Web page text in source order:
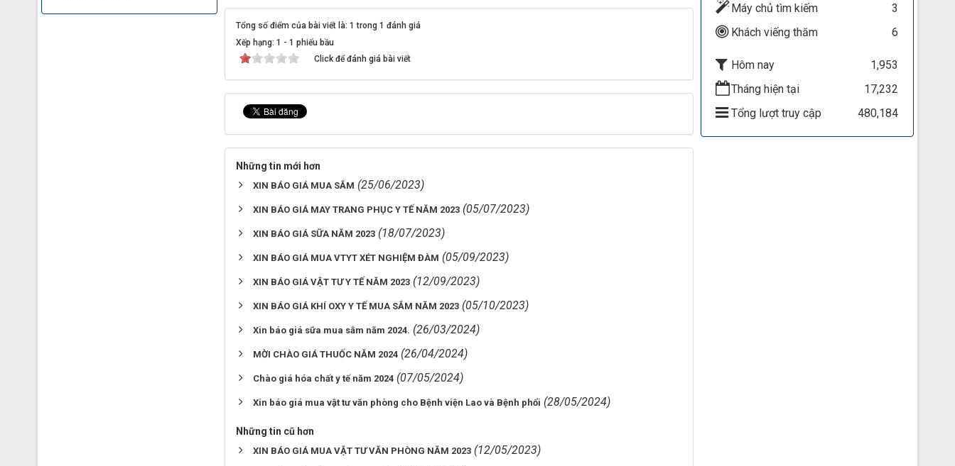
Tổng số điểm của bài viết là: 1 trong 1 đánh giá
Xếp hạng: 1 - 1 phiếu bầu
Click để đánh giá bài viết
Những tin mới hơn
XIN BÁO GIÁ MUA SẮM (25/06/2023)
XIN BÁO GIÁ MAY TRANG PHỤC Y TẾ NĂM 2023 (05/07/2023)
XIN BÁO GIÁ SỮA NĂM 2023 (18/07/2023)
XIN BÁO GIÁ MUA VTYT XÉT NGHIỆM ĐÀM (05/09/2023)
XIN BÁO GIÁ VẬT TƯ Y TẾ NĂM 2023 (12/09/2023)
XIN BÁO GIÁ KHÍ OXY Y TẾ MUA SẮM NĂM 2023 (05/10/2023)
Xin báo giá sữa mua sắm năm 2024. (26/03/2024)
MỜI CHÀO GIÁ THUỐC NĂM 2024 (26/04/2024)
Chào giá hóa chất y tế năm 2024 (07/05/2024)
Xin báo giá mua vật tư văn phòng cho Bệnh viện Lao và Bệnh phổi (28/05/2024)
Những tin cũ hơn
XIN BÁO GIÁ MUA VẬT TƯ VĂN PHÒNG NĂM 2023 (12/05/2023)
Máy chủ tìm kiếm
3
Khách viếng thăm
6
Hôm nay
1,953
Tháng hiện tại
17,232
Tổng lượt truy cập
480,184